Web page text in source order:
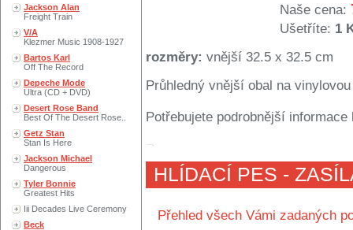
Jackson Alan
Freight Train
V/A
Klezmer Music 1908-1927
Bartos Karl
Off The Record
Depeche Mode
Ultra (CD + DVD)
Desert Rose Band
Best Of The Desert Rose..
Getz Stan
Stan Is Here
Jackson Michael
Dangerous
Tyler Bonnie
Greatest Hits
Iii Decades Live Ceremony
Beck
Naše cena:
Ušetříte: 1
rozměry: vnější 32.5 x 32.5 cm
Průhledný vnější obal na
Potřebujete podrobnější
HLÍDACÍ PES -
Přehled všech Vámi zadaných